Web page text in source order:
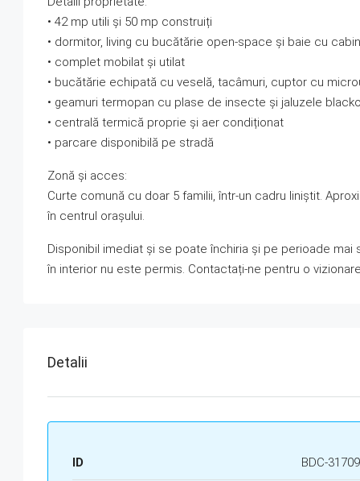
• 42 mp utili și 50 mp construiți
• dormitor, living cu bucătărie open-space și baie cu
• complet mobilat și utilat
• bucătărie echipată cu veselă, tacâmuri, cuptor cu
• geamuri termopan cu plase de insecte și jaluzele
• centrală termică proprie și aer condiționat
• parcare disponibilă pe stradă
Zonă și acces:
Curte comună cu doar 5 familii, într-un cadru liniștit.
în centrul orașului.
Disponibil imediat și se poate închiria și pe perioade
în interior nu este permis. Contactați-ne pentru o
Detalii
ID BDC-